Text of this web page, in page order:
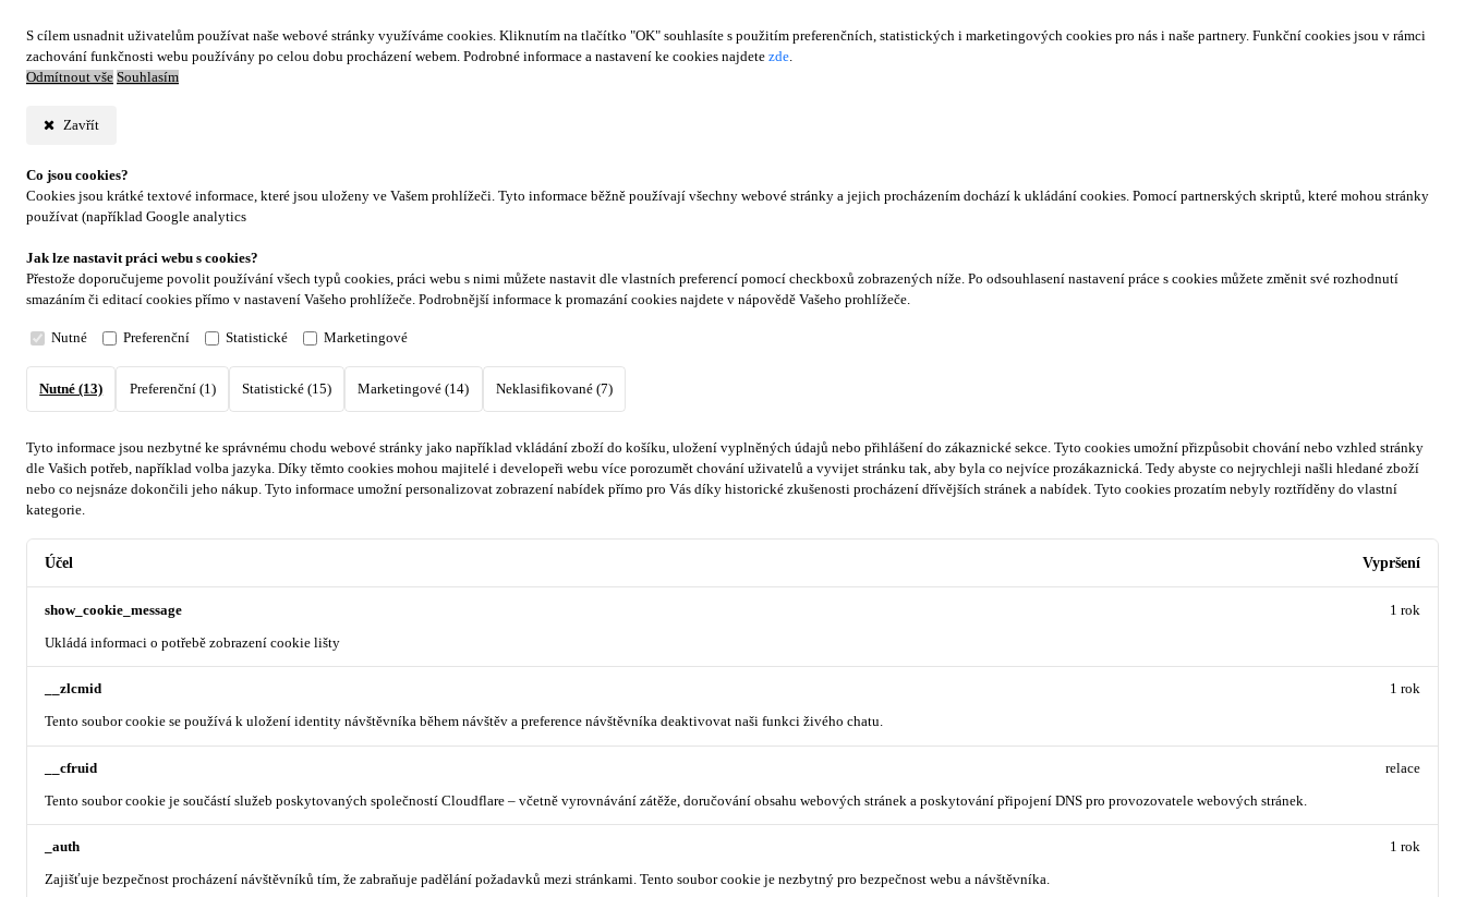
S cílem usnadnit uživatelům používat naše webové stránky využíváme cookies. Kliknutím na tlačítko "OK" souhlasíte s použitím preferenčních, statistických i marketingových cookies pro nás i naše partnery. Funkční cookies jsou v rámci
zachování funkčnosti webu používány po celou dobu procházení webem. Podrobné informace a nastavení ke cookies najdete zde.
Odmítnout vše Souhlasím
Zavřít
Co jsou cookies?
Cookies jsou krátké textové informace, které jsou uloženy ve Vašem prohlížeči. Tyto informace běžně používají všechny webové stránky a jejich procházením dochází k ukládání cookies. Pomocí partnerských skriptů, které mohou stránky
používat (například Google analytics
Jak lze nastavit práci webu s cookies?
Přestože doporučujeme povolit používání všech typů cookies, práci webu s nimi můžete nastavit dle vlastních preferencí pomocí checkboxů zobrazených níže. Po odsouhlasení nastavení práce s cookies můžete změnit své rozhodnutí
smazáním či editací cookies přímo v nastavení Vašeho prohlížeče. Podrobnější informace k promazání cookies najdete v nápovědě Vašeho prohlížeče.
Nutné Preferenční Statistické Marketingové
Nutné (13) Preferenční (1) Statistické (15) Marketingové (14) Neklasifikované (7)
Tyto informace jsou nezbytné ke správnému chodu webové stránky jako například vkládání zboží do košíku, uložení vyplněných údajů nebo přihlášení do zákaznické sekce. Tyto cookies umožní přizpůsobit chování nebo vzhled stránky
dle Vašich potřeb, například volba jazyka. Díky těmto cookies mohou majitelé i developeři webu více porozumět chování uživatelů a vyvijet stránku tak, aby byla co nejvíce prozákaznická. Tedy abyste co nejrychleji našli hledané zboží
nebo co nejsnáze dokončili jeho nákup. Tyto informace umožní personalizovat zobrazení nabídek přímo pro Vás díky historické zkušenosti procházení dřívějších stránek a nabídek. Tyto cookies prozatím nebyly roztříděny do vlastní
kategorie.
Účel Vypršení
show_cookie_message
Ukládá informaci o potřebě zobrazení cookie lišty
1 rok
__zlcmid
Tento soubor cookie se používá k uložení identity návštěvníka během návštěv a preference návštěvníka deaktivovat naši funkci živého chatu.
1 rok
__cfruid
Tento soubor cookie je součástí služeb poskytovaných společností Cloudflare – včetně vyrovnávání zátěže, doručování obsahu webových stránek a poskytování připojení DNS pro provozovatele webových stránek.
relace
_auth
Zajišťuje bezpečnost procházení návštěvníků tím, že zabraňuje padělání požadavků mezi stránkami. Tento soubor cookie je nezbytný pro bezpečnost webu a návštěvníka.
1 rok